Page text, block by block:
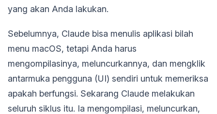
yang akan Anda lakukan.
Sebelumnya, Claude bisa menulis aplikasi bilah
menu macOS, tetapi Anda harus
mengompilasinya, meluncurkannya, dan mengklik
antarmuka pengguna (UI) sendiri untuk memeriksa
apakah berfungsi. Sekarang Claude melakukan
seluruh siklus itu. Ia mengompilasi, meluncurkan,